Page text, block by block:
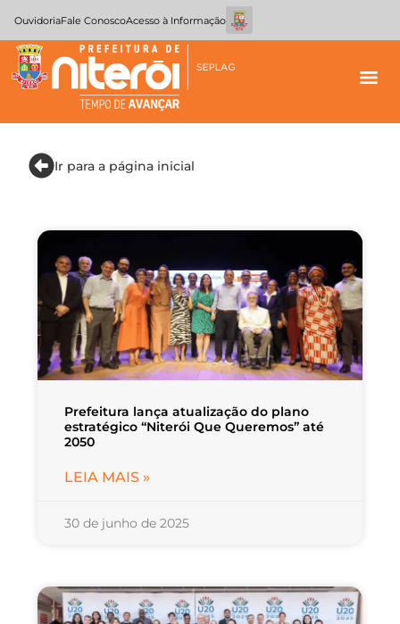
OuvidoriaFale ConoscoAcesso à Informação
Ir para a página inicial
Prefeitura lança atualização do plano
estratégico “Niterói Que Queremos” até
2050
LEIA MAIS »
30 de junho de 2025